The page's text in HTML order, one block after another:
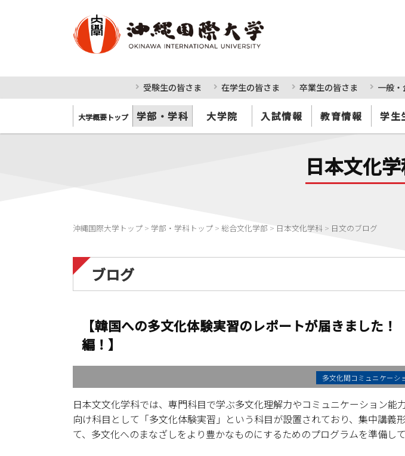
受験生の皆さま 在学生の皆さま 卒業生の皆さま 一般
大学概要トップ 学部・学科 大学院 入試情報 教育情報 学生
日本文化
沖縄国際大学トップ > 学部・学科トップ > 総合文化学部 > 日本文化学科 > 日文のブログ
ブログ
【韓国への多文化体験実習のレポートが届きました
編！】
多文化間コミュニケーシ
日本文文化学科では、専門科目で学ぶ多文化理解力やコミュニケーション能
向け科目として「多文化体験実習」という科目が設置されており、集中講義
て、多文化へのまなざしをより豊かなものにするためのプログラムを準備して